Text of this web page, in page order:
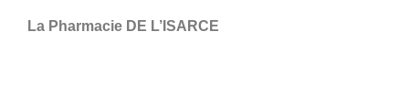
La Pharmacie DE L’ISARCE